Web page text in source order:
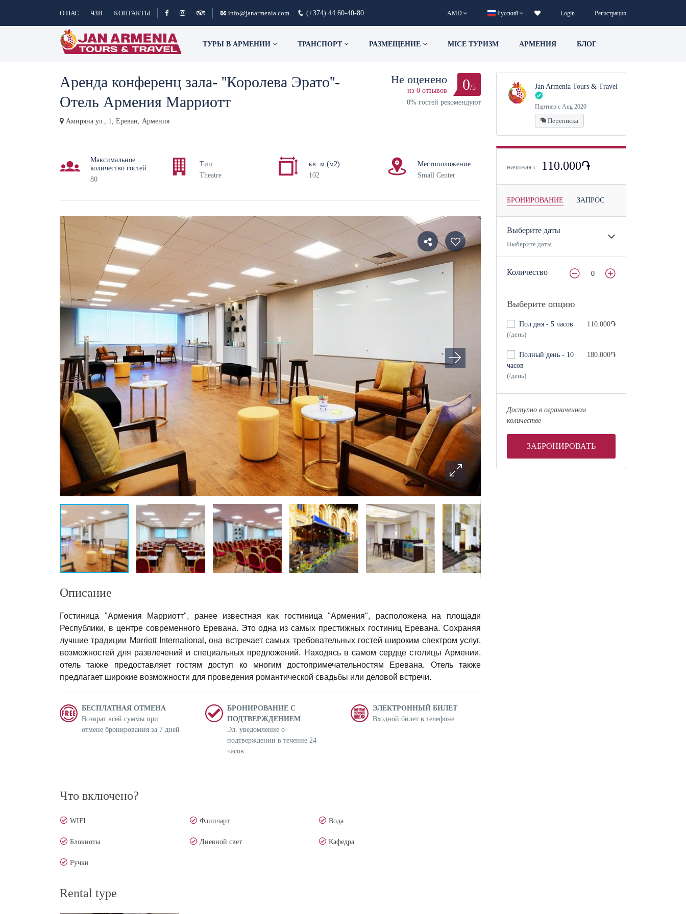
О НАС ЧЗВ КОНТАКТЫ info@janarmenia.com (+374) 44 60-40-80 AMD Русский Login Регистрация
ТУРЫ В АРМЕНИИ ТРАНСПОРТ РАЗМЕЩЕНИЕ MICE ТУРИЗМ АРМЕНИЯ БЛОГ
Аренда конференц зала- ''Королева Эрато''-
Отель Армения Марриотт
Амиряна ул., 1, Ереван, Армения
Не оценено
из 0 отзывов 0/5
0% гостей рекомендуют
Максимальное
количество гостей
80
Тип
Theatre
кв. м (м2)
102
Местоположение
Small Center
Описание
Гостиница "Армения Марриотт", ранее известная как гостиница "Армения", расположена на площади
Республики, в центре современного Еревана. Это одна из самых престижных гостиниц Еревана. Сохраняя
лучшие традиции Marriott International, она встречает самых требовательных гостей широким спектром услуг,
возможностей для развлечений и специальных предложений. Находясь в самом сердце столицы Армении,
отель также предоставляет гостям доступ ко многим достопримечательностям Еревана. Отель также
предлагает широкие возможности для проведения романтической свадьбы или деловой встречи.
БЕСПЛАТНАЯ ОТМЕНА
Возврат всей суммы при
отмене бронирования за 7 дней
БРОНИРОВАНИЕ С
ПОДТВЕРЖДЕНИЕМ
Эл. уведомление о
подтверждении в течение 24
часов
ЭЛЕКТРОННЫЙ БИЛЕТ
Входной билет в телефоне
Что включено?
WIFI Флипчарт Вода
Блокноты Дневной свет Кафедра
Ручки
Rental type
Jan Armenia Tours & Travel
Партнер с Aug 2020
Переписка
начиная с 110.000֏
БРОНИРОВАНИЕ ЗАПРОС
Выберите даты
Выберите даты
Количество
Выберите опцию
Пол дня - 5 часов
(/день)
110.000֏
Полный день - 10
часов
(/день)
180.000֏
Доступно в ограниченном
количестве
ЗАБРОНИРОВАТЬ